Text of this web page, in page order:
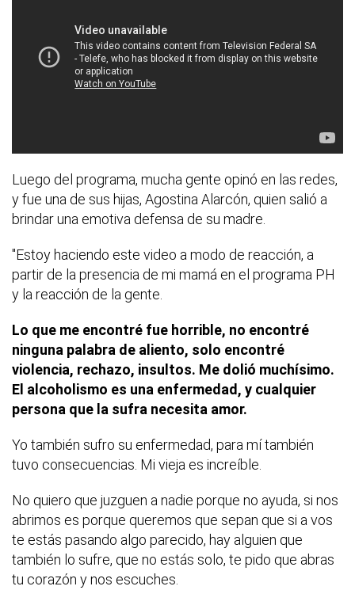
Luego del programa, mucha gente opinó en las redes,
y fue una de sus hijas, Agostina Alarcón, quien salió a
brindar una emotiva defensa de su madre.
"Estoy haciendo este video a modo de reacción, a
partir de la presencia de mi mamá en el programa PH
y la reacción de la gente.
Lo que me encontré fue horrible, no encontré
ninguna palabra de aliento, solo encontré
violencia, rechazo, insultos. Me dolió muchísimo.
El alcoholismo es una enfermedad, y cualquier
persona que la sufra necesita amor.
Yo también sufro su enfermedad, para mí también
tuvo consecuencias. Mi vieja es increíble.
No quiero que juzguen a nadie porque no ayuda, si nos
abrimos es porque queremos que sepan que si a vos
te estás pasando algo parecido, hay alguien que
también lo sufre, que no estás solo, te pido que abras
tu corazón y nos escuches.